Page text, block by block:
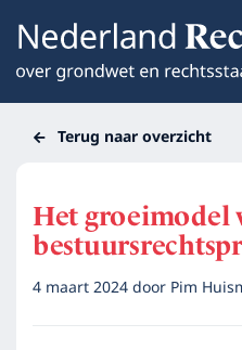
Terug naar overzicht
Het groeimodel
4 maart 2024door Pim